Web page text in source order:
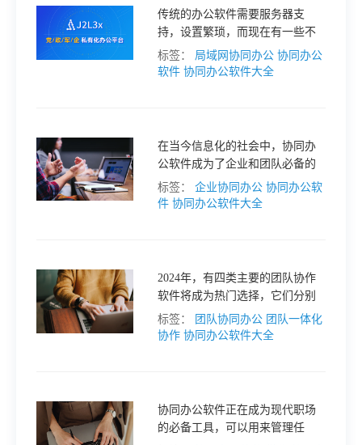
格
见
题
传统的办公软件需要服务器支
持，设置繁琐，而现在有一些不
需要服务器的局域网协同办公软
件，让团队成员可以更加便捷地
标签： 局域网协同办公 协同办公
软件 协同办公软件大全
在当今信息化的社会中，协同办
公软件成为了企业和团队必备的
工具之一。它们不仅可以提高工
作效率，还可以促进团队之间的
公软件。
标签： 企业协同办公 协同办公软
件 协同办公软件大全
2024年，有四类主要的团队协作
软件将成为热门选择，它们分别
是项目管理软件、沟通协作软
件、文字处理软件和远程控制软
标签： 团队协同办公 团队一体化
协作 协同办公软件大全
协同办公软件正在成为现代职场
的必备工具，可以用来管理任